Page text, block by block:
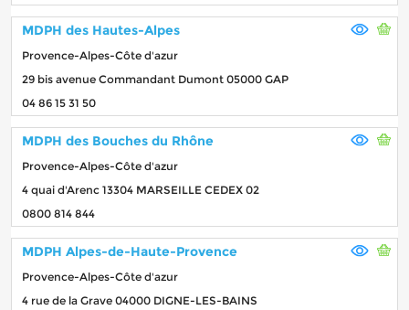
MDPH des Hautes-Alpes
Provence-Alpes-Côte d'azur
29 bis avenue Commandant Dumont 05000 GAP
04 86 15 31 50
MDPH des Bouches du Rhône
Provence-Alpes-Côte d'azur
4 quai d'Arenc 13304 MARSEILLE CEDEX 02
0800 814 844
MDPH Alpes-de-Haute-Provence
Provence-Alpes-Côte d'azur
4 rue de la Grave 04000 DIGNE-LES-BAINS